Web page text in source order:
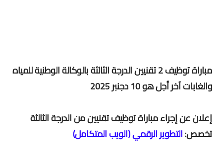
مباراة توظيف 2 تقنيين الدرجة الثالثة بالوكالة الوطنية للمياه
والغابات آخر أجل هو 10 دجنبر 2025
إعلان عن إجراء مباراة توظيف تقنيين من الدرجة الثالثة
تخصص:التطوير الرقمي (الويب المتكامل)